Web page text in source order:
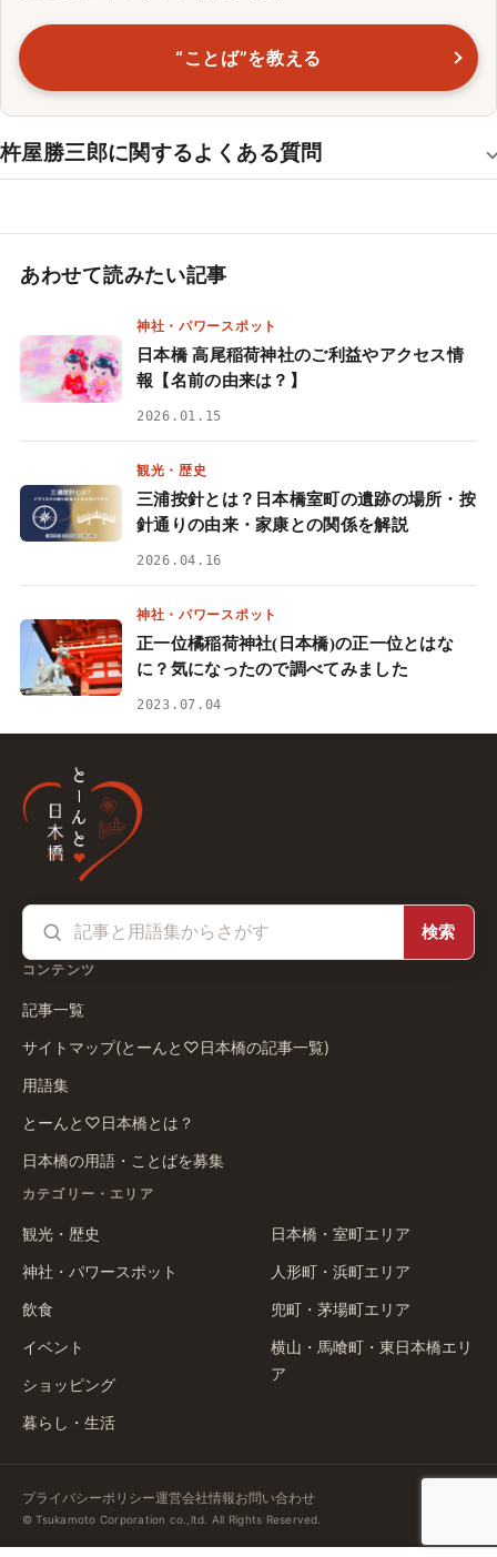
“ことば”を教える
杵屋勝三郎に関するよくある質問
あわせて読みたい記事
神社・パワースポット
日本橋 高尾稲荷神社のご利益やアクセス情
報【名前の由来は？】
2026.01.15
観光・歴史
三浦按針とは？日本橋室町の遺跡の場所・按
針通りの由来・家康との関係を解説
2026.04.16
神社・パワースポット
正一位橘稲荷神社(日本橋)の正一位とはな
に？気になったので調べてみました
2023.07.04
検索
コンテンツ
記事一覧
サイトマップ(とーんと♡日本橋の記事一覧)
用語集
とーんと♡日本橋とは？
日本橋の用語・ことばを募集
カテゴリー・エリア
観光・歴史
神社・パワースポット
飲食
イベント
ショッピング
暮らし・生活
日本橋・室町エリア
人形町・浜町エリア
兜町・茅場町エリア
横山・馬喰町・東日本橋エリ
ア
プライバシーポリシー運営会社情報お問い合わせ
© Tsukamoto Corporation co.,ltd. All Rights Reserved.